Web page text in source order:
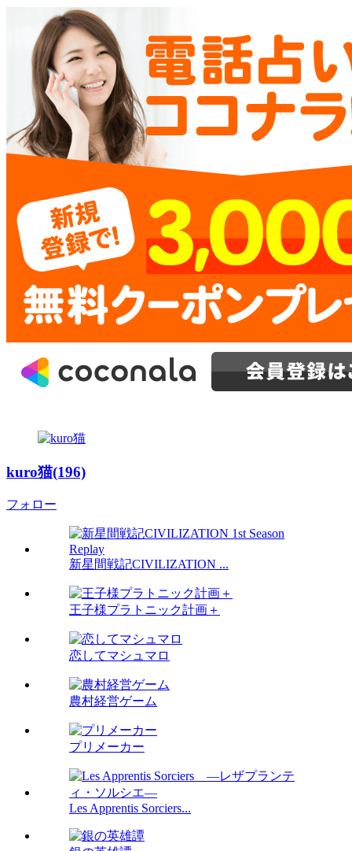
kuro猫(196)
フォロー
新星間戦記CIVILIZATION ...
王子様プラトニック計画＋
恋してマシュマロ
農村経営ゲーム
プリメーカー
Les Apprentis Sorciers...